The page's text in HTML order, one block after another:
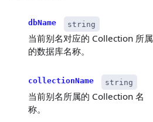
dbName string
当前别名对应的 Collection 所属
的数据库名称。
collectionName string
当前别名所属的 Collection 名
称。